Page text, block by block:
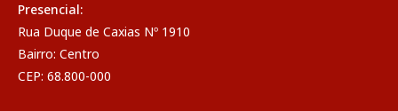
Presencial:
Rua Duque de Caxias Nº 1910
Bairro: Centro
CEP: 68.800-000